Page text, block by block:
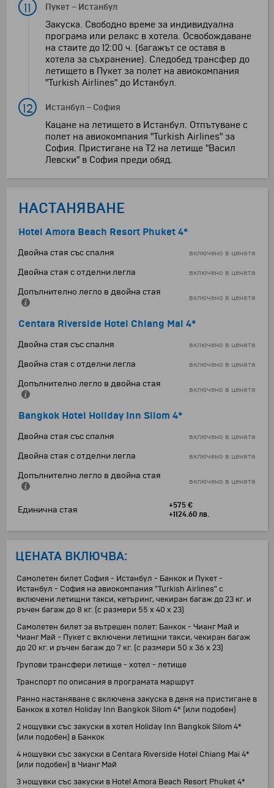
11 Пукет – Истанбул
Закуска. Свободно време за индивидуална
програма или релакс в хотела. Освобождаване
на стаите до 12:00 ч. (багажът се оставя в
хотела за съхранение). Следобед трансфер до
летището в Пукет за полет на авиокомпания
"Turkish Airlines" до Истанбул.
12 Истанбул – София
Кацане на летището в Истанбул. Отпътуване с
полет на авиокомпания "Turkish Airlines" за
София. Пристигане на Т2 на летище "Васил
Левски" в София преди обяд.
НАСТАНЯВАНЕ
Hotel Amora Beach Resort Phuket 4*
Двойна стая със спалня включено в цената
Двойна стая с отделни легла включено в цената
Допълнително легло в двойна стая
включено в цената
Centara Riverside Hotel Chiang Mai 4*
Двойна стая със спалня включено в цената
Двойна стая с отделни легла включено в цената
Допълнително легло в двойна стая
включено в цената
Bangkok Hotel Holiday Inn Silom 4*
Двойна стая със спалня включено в цената
Двойна стая с отделни легла включено в цената
Допълнително легло в двойна стая
включено в цената
Единична стая
+575 €
+1124.60 лв.
ЦЕНАТА ВКЛЮЧВА:
Самолетен билет София - Истанбул - Банкок и Пукет -
Истанбул - София на авиокомпания "Turkish Airlines" с
включени летищни такси, кетъринг, чекиран багаж до 23 кг. и
ръчен багаж до 8 кг. (с размери 55 x 40 x 23)
Самолетен билет за вътрешен полет: Банкок - Чианг Май и
Чианг Май - Пукет с включени летищни такси, чекиран багаж
до 20 кг. и ръчен багаж до 7 кг. (с размери 50 x 36 x 23)
Групови трансфери летище - хотел - летище
Транспорт по описания в програмата маршрут
Ранно настаняване с включена закуска в деня на пристигане в
Банкок в хотел Holiday Inn Bangkok Silom 4* (или подобен)
2 нощувки със закуски в хотел Holiday Inn Bangkok Silom 4*
(или подобен) в Банкок
4 нощувки със закуски в Centara Riverside Hotel Chiang Mai 4*
(или подобен) в Чианг Май
3 нощувки със закуски в Hotel Amora Beach Resort Phuket 4*